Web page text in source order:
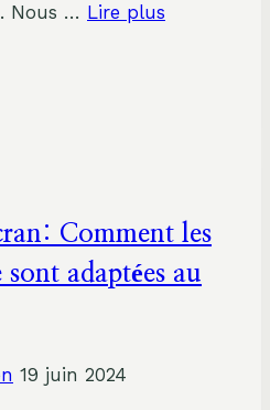
Nous … Lire plus
Comment les
sont adaptées au
19 juin 2024